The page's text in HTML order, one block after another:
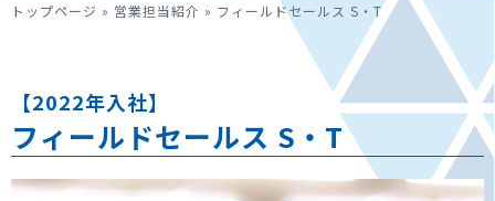
トップページ » 営業担当紹介 » フィールドセールス S・T
【2022年入社】
フィールドセールス S・T